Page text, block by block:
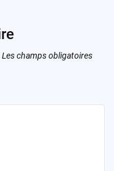
Les champs obligatoires